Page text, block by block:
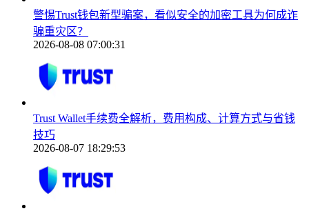
警惕Trust钱包新型骗案，看似安全的加密工具为何成诈
骗重灾区？
2026-08-08 07:00:31
Trust Wallet手续费全解析，费用构成、计算方式与省钱
技巧
2026-08-07 18:29:53